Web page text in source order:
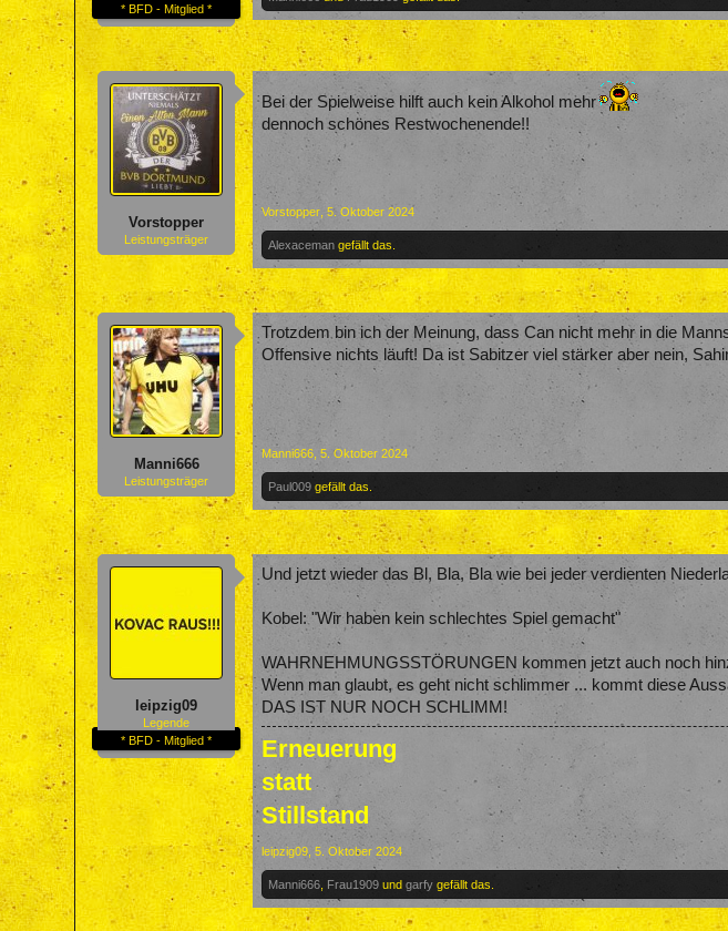
* BFD - Mitglied *
Vorstopper
Leistungsträger
Bei der Spielweise hilft auch kein Alkohol mehr
dennoch schönes Restwochenende!!
Vorstopper 5. Oktober 2024
Alexaceman gefällt das.
Manni666
Leistungsträger
Trotzdem bin ich der Meinung, dass Can nicht mehr in die
Offensive nichts läuft! Da ist Sabitzer viel stärker aber nein,
Manni666 5. Oktober 2024
Paul009 gefällt das.
leipzig09
Legende
* BFD - Mitglied *
Und jetzt wieder das Bl, Bla, Bla wie bei jeder verdienten
Kobel: "Wir haben kein schlechtes Spiel gemacht"
WAHRNEHMUNGSSTÖRUNGEN kommen jetzt auch noch
Wenn man glaubt, es geht nicht schlimmer ... kommt diese
DAS IST NUR NOCH SCHLIMM!
Erneuerung
statt
Stillstand
leipzig09 5. Oktober 2024
Manni666 Frau1909 undgarfy gefällt das.